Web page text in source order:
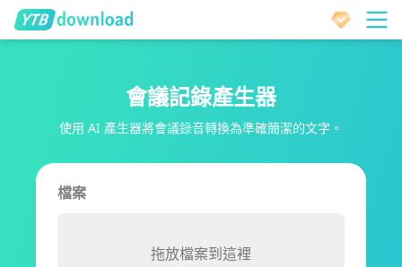
會議記錄產生器
使用 AI 產生器將會議錄音轉換為準確簡潔的文字。
檔案
拖放檔案到這裡